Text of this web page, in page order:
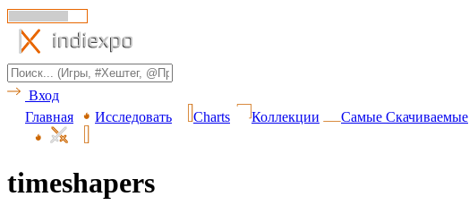
Вход
Главная
Исследовать Charts Коллекции Самые Скачиваемые
timeshapers